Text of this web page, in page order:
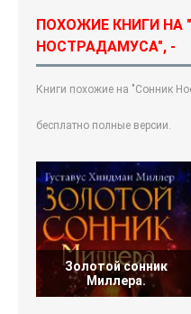
ПОХОЖИЕ КНИГИ НА
НОСТРАДАМУСА", -
Книги похожие на "Сонник
бесплатно полные версии.
Золотой сонник
Миллера.